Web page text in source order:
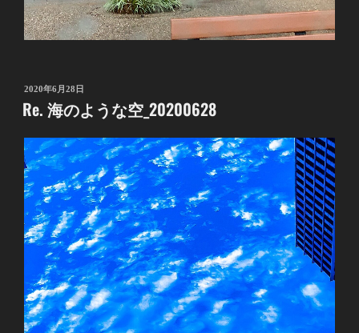
投
稿
日:
2020年6月28日
Re. 海のような空_20200628